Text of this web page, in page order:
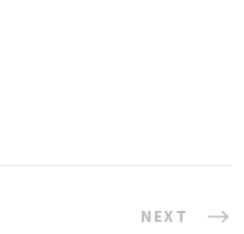
NEXT